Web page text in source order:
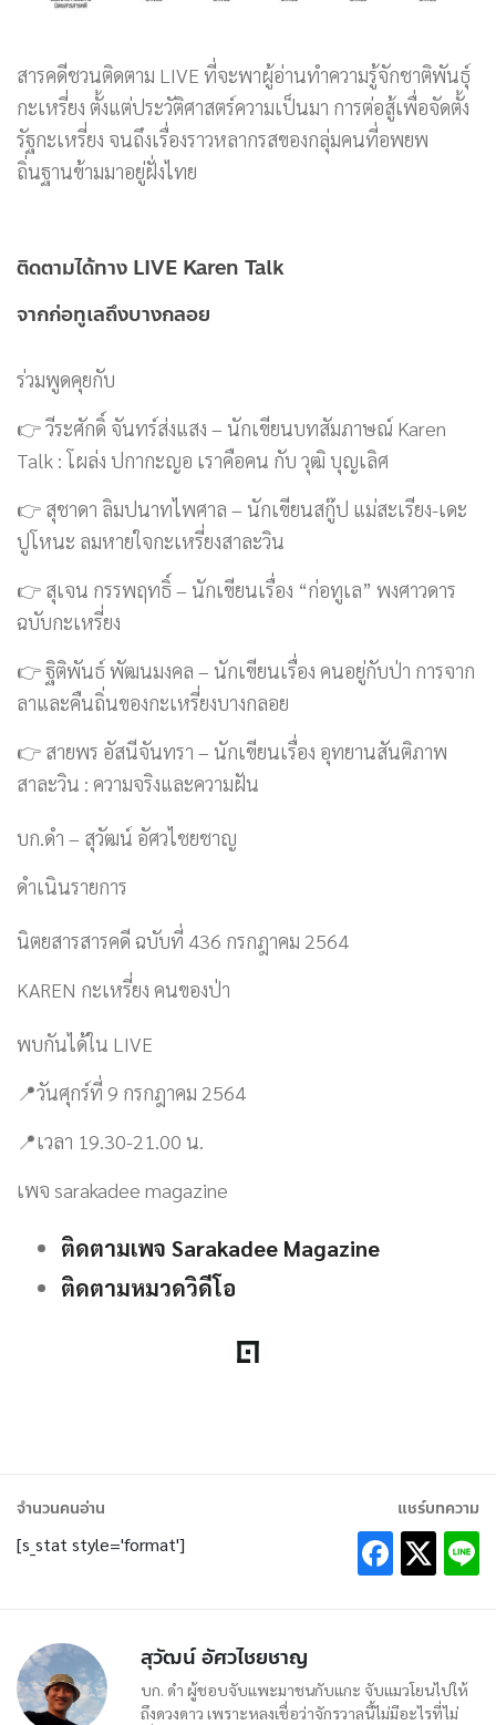
สารคดีชวนติดตาม LIVE ที่จะพาผู้อ่านทำความรู้จักชาติพันธุ์
กะเหรี่ยง ตั้งแต่ประวัติศาสตร์ความเป็นมา การต่อสู้เพื่อจัดตั้ง
รัฐกะเหรี่ยง จนถึงเรื่องราวหลากรสของกลุ่มคนที่อพยพ
ถิ่นฐานข้ามมาอยู่ฝั่งไทย
ติดตามได้ทาง LIVE Karen Talk
จากก่อทูเลถึงบางกลอย
ร่วมพูดคุยกับ
👉 วีระศักดิ์ จันทร์ส่งแสง – นักเขียนบทสัมภาษณ์ Karen
Talk : โผล่ง ปกากะญอ เราคือคน กับ วุฒิ บุญเลิศ
👉 สุชาดา ลิมปนาทไพศาล – นักเขียนสกู๊ป แม่สะเรียง-เดะ
ปูโหนะ ลมหายใจกะเหรี่ยงสาละวิน
👉 สุเจน กรรพฤทธิ์ – นักเขียนเรื่อง “ก่อทูเล” พงศาวดาร
ฉบับกะเหรี่ยง
👉 ฐิติพันธ์ พัฒนมงคล – นักเขียนเรื่อง คนอยู่กับป่า การจาก
ลาและคืนถิ่นของกะเหรี่ยงบางกลอย
👉 สายพร อัสนีจันทรา – นักเขียนเรื่อง อุทยานสันติภาพ
สาละวิน : ความจริงและความฝัน
บก.ดำ – สุวัฒน์ อัศวไชยชาญ
ดำเนินรายการ
นิตยสารสารคดี ฉบับที่ 436 กรกฎาคม 2564
KAREN กะเหรี่ยง คนของป่า
พบกันได้ใน LIVE
📍วันศุกร์ที่ 9 กรกฎาคม 2564
📍เวลา 19.30-21.00 น.
เพจ sarakadee magazine
ติดตามเพจ Sarakadee Magazine
ติดตามหมวดวิดีโอ
จำนวนคนอ่าน
[s_stat style='format']
แชร์บทความ
สุวัฒน์ อัศวไชยชาญ
บก. ดำ ผู้ชอบจับแพะมาชนกับแกะ จับแมวโยนไปให้
ถึงดวงดาว เพราะหลงเชื่อว่าจักรวาลนี้ไม่มีอะไรที่ไม่